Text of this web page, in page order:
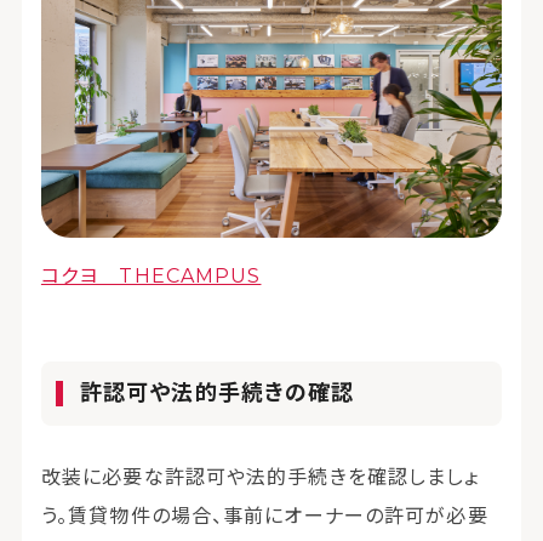
コクヨ THECAMPUS
許認可や法的手続きの確認
改装に必要な許認可や法的手続きを確認しましょ
う。賃貸物件の場合、事前にオーナーの許可が必要